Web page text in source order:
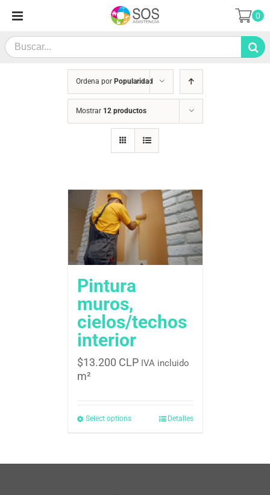
contenido
Search
for:
0
Ordena por Popularidad
Mostrar 12 productos
Pintura
muros,
cielos/techos
interior
$13.200 CLP IVA incluido
m²
Select options Detalles